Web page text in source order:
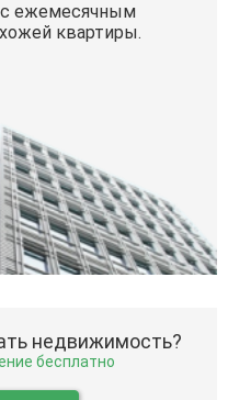
с ежемесячным
квартиры.
недвижимость?
бесплатно